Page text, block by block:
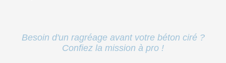
Besoin d'un ragréage avant votre béton ciré ?
Confiez la mission à pro !